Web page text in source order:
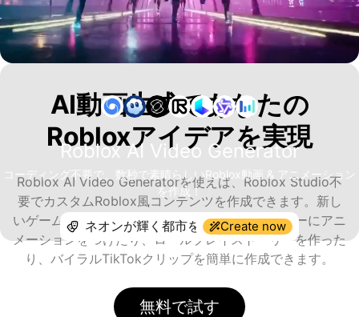
Roblox AI Video Generator
コーディング不要で、数秒で素晴らしいRoblox動画 & アニメーション
を作成！
Create now
AI動画生成であなたの
Robloxアイデアを実現
Roblox AI Video Generatorを使えば、Roblox Studio不
要でカスタムRoblox風コンテンツを作成できます。新し
いゲームのコンセプトをビジュアライズ、アバターにアニ
メーションをつけたり、ロールプレイストーリーを作った
り、バイラルTikTokクリップを簡単に作成できます。
無料で試す